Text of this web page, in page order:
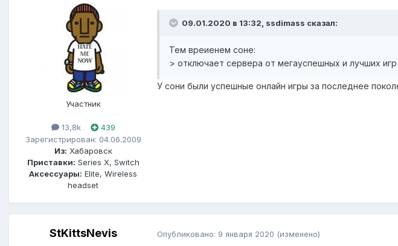
Участник
13,8k
439
Зарегистрирован: 04.06.2009
Из: Хабаровск
Приставки: Series X, Switch
Аксессуары: Elite, Wireless
headset
09.01.2020 в 13:32, ssdimass сказал:
Тем вреиенем соне:
> отключает сервера от мегауспешных и лучших игр
У сони были успешные онлайн игры за последнее
StKittsNevis Опубликовано: 9 января 2020 (изменено)